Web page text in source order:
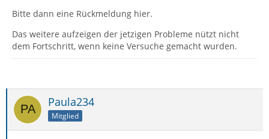
Bitte dann eine Rückmeldung hier.
Das weitere aufzeigen der jetzigen Probleme nützt nicht
dem Fortschritt, wenn keine Versuche gemacht wurden.
Paula234
Mitglied